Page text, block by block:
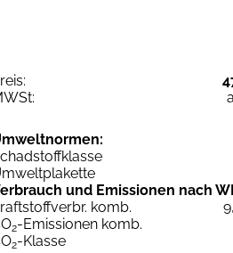
und Emissionen nach
komb.
2-Emissionen komb.
2-Klasse